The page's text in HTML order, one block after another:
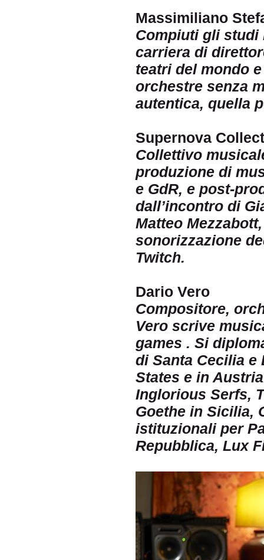
Massimiliano
Compiuti gli studi
carriera di
teatri del mondo
orchestre senza
autentica, quella
Supernova
Collettivo
produzione di
e GdR, e post-
dall’incontro di
Matteo
sonorizzazione
Twitch.
Dario Vero
Compositore,
Vero scrive
games . Si
di Santa Cecilia
States e in
Inglorious Serfs,
Goethe in Sicilia,
istituzionali per
Repubblica, Lux